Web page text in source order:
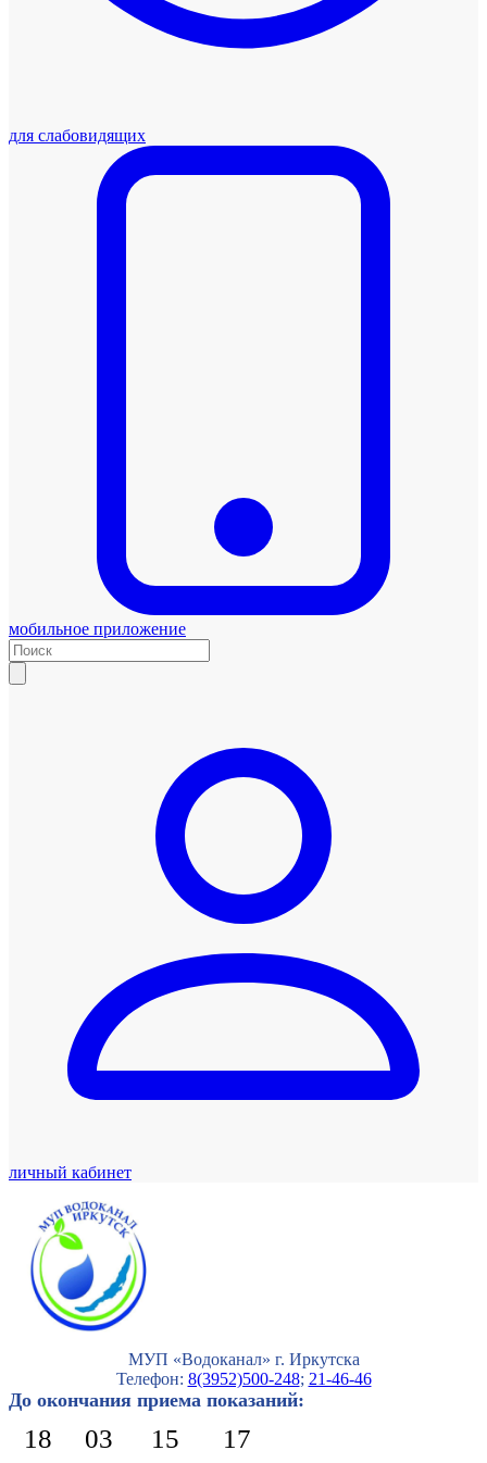
для слабовидящих
мобильное приложение
личный кабинет
МУП «Водоканал» г. Иркутска
Телефон: 8(3952)500-248; 21-46-46
До окончания приема показаний:
18 03 15 16